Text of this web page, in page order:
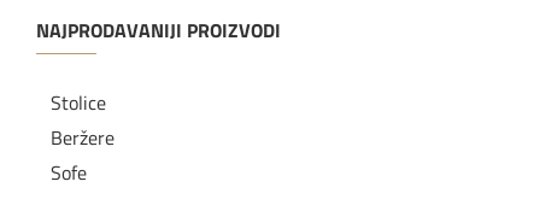
NAJPRODAVANIJI PROIZVODI
Stolice
Beržere
Sofe